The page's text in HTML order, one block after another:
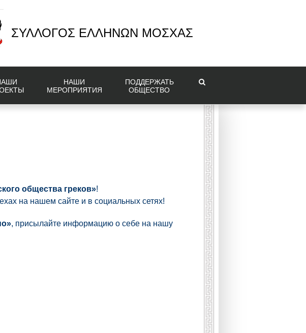
ΣΥΛΛΟΓΟΣ ΕΛΛΗΝΩΝ ΜΟΣΧΑΣ
НАШИ
МЕРОПРИЯТИЯ
ПОДДЕРЖАТЬ
ОБЩЕСТВО
общества греков»!
на нашем сайте и в социальных сетях!
, присылайте информацию о себе на нашу